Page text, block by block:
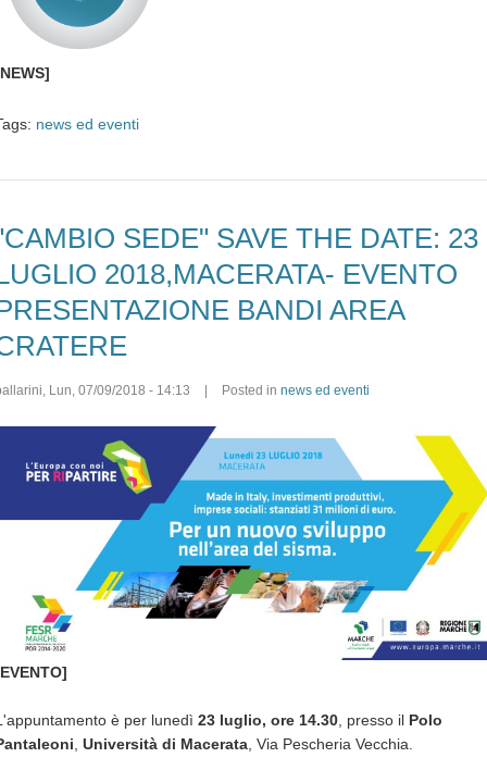
news ed eventi
SEDE" SAVE THE DATE: 23
2018,MACERATA- EVENTO
BANDI AREA
, Lun, 07/09/2018 - 14:13 Posted in news ed eventi
è per lunedì 23 luglio, ore 14.30 , presso il Polo
Università di Macerata , Via Pescheria Vecchia.